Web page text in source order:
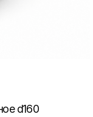
d160